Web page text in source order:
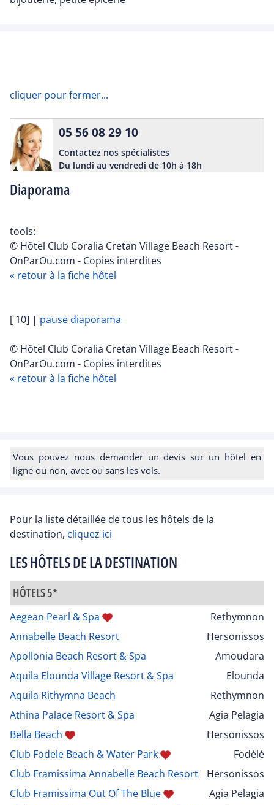
cliquer pour fermer...
Diaporama
05 56 08 29 10
Contactez nos spécialistes
Du lundi au vendredi de 10h à 18h
tools:
© Hôtel Club Coralia Cretan Village Beach Resort -
OnParOu.com - Copies interdites
« retour à la fiche hôtel
[ 10] | pause diaporama
© Hôtel Club Coralia Cretan Village Beach Resort -
OnParOu.com - Copies interdites
« retour à la fiche hôtel
Vous pouvez nous demander un devis sur un hôtel en
ligne ou non, avec ou sans les vols.
Pour la liste détaillée de tous les hôtels de la
destination, cliquez ici
LES HÔTELS DE LA DESTINATION
HÔTELS 5*
Aegean Pearl & Spa
Rethymnon
Annabelle Beach Resort
Hersonissos
Apollonia Beach Resort & Spa
Amoudara
Aquila Elounda Village Resort & Spa
Elounda
Aquila Rithymna Beach
Rethymnon
Athina Palace Resort & Spa
Agia Pelagia
Bella Beach
Hersonissos
Club Fodele Beach & Water Park
Fodélé
Club Framissima Annabelle Beach Resort
Hersonissos
Club Framissima Out Of The Blue
Agia Pelagia